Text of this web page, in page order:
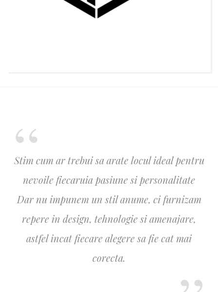
Stim cum ar trebui sa arate locul ideal pentru
nevoile fiecaruia pasiune si personalitate
Dar nu impunem un stil anume, ci furnizam
repere in design, tehnologie si amenajare,
astfel incat fiecare alegere sa fie cat mai
corecta.